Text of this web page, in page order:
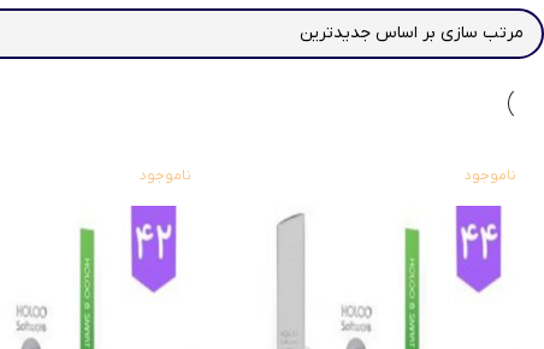
ناموجود ناموجود